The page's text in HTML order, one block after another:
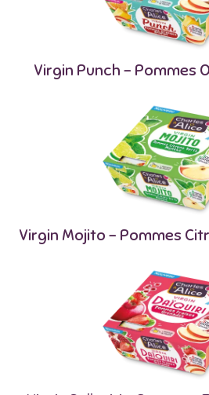
Virgin Punch – Pommes
Virgin Mojito – Pommes